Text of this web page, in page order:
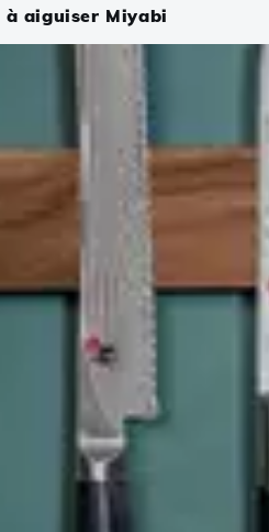
à aiguiser Miyabi